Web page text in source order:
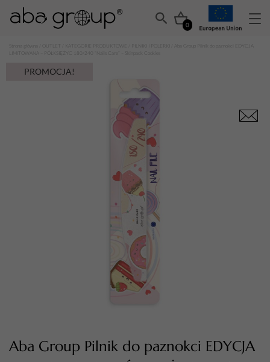
0
KATEGORIE PRODUKTOWE PILNIKI I POLERKI
/ Aba Group Pilnik do paznokci EDYCJA
LIMITOWANA – PÓŁKSIĘŻYC 180/240 “Nails Care” – Skinpack Cookies
PROMOCJA!
Aba Group Pilnik do paznokci EDYCJA